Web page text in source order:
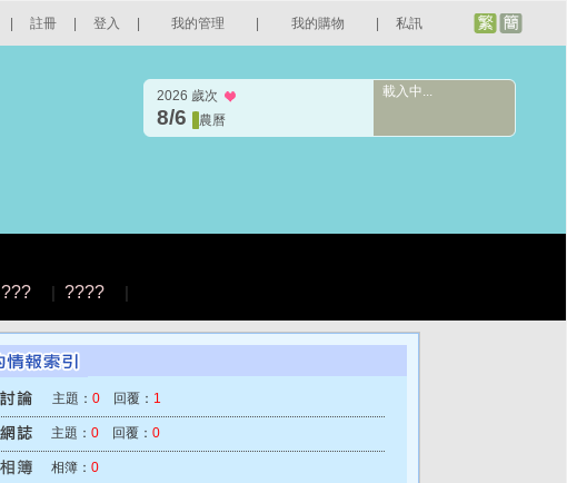
註冊 登入 我的管理 我的購物 私訊
2026 歲次
8/6 農曆
載入中...
??? | ???? |
主題： 0 回覆： 1
主題： 0 回覆： 0
相簿： 0